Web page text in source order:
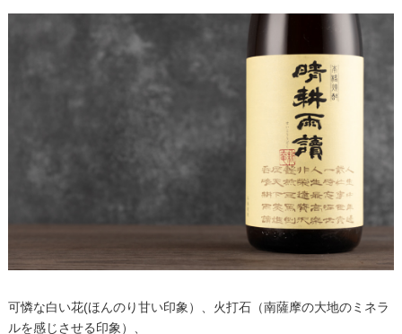
可憐な白い花(ほんのり甘い印象）、火打石（南薩摩の大地のミネラ
ルを感じさせる印象）、